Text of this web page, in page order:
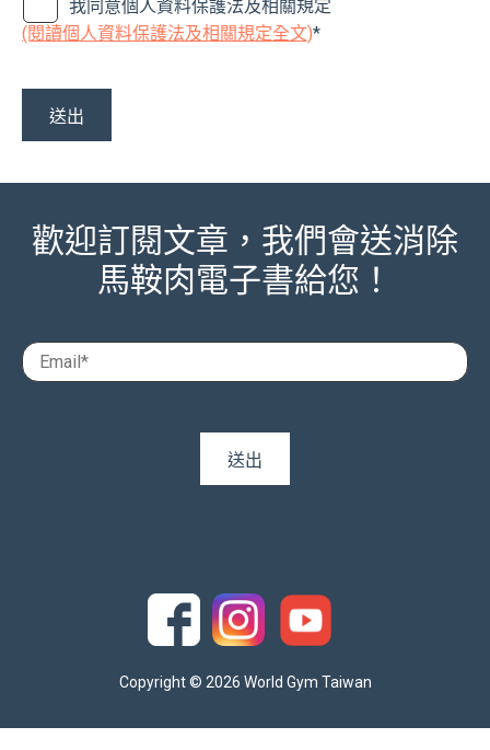
我同意個人資料保護法及相關規定
(閱讀個人資料保護法及相關規定全文)*
歡迎訂閱文章，我們會送消除
馬鞍肉電子書給您！
Copyright © 2026 World Gym Taiwan